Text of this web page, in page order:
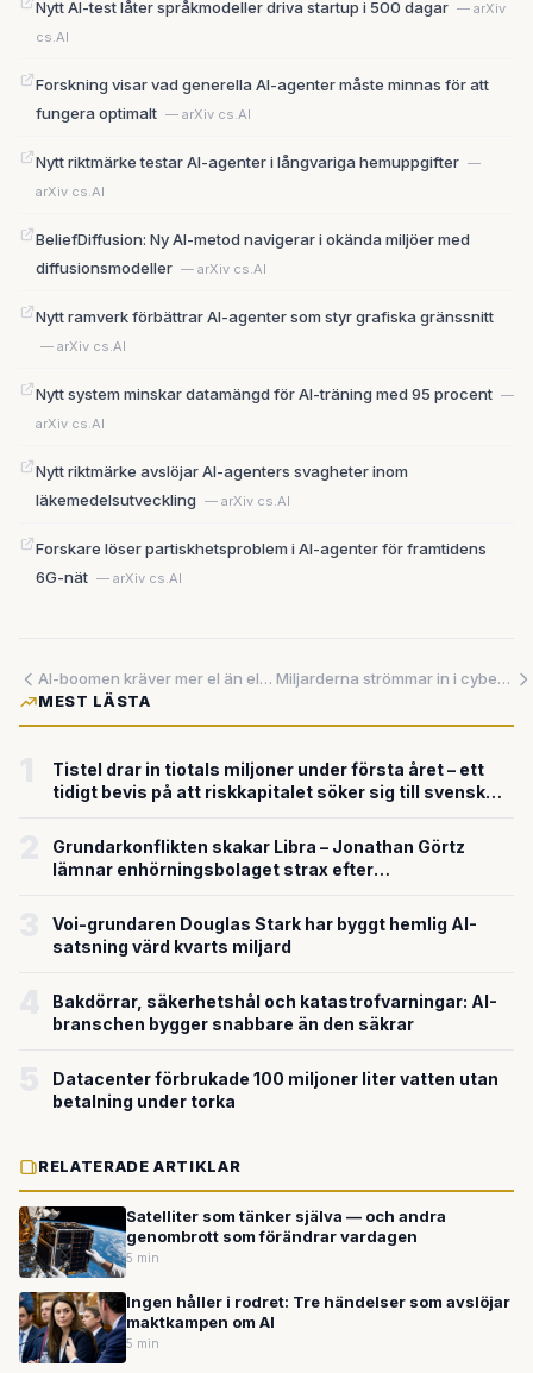
Nytt AI-test låter språkmodeller driva startup i 500 dagar — arXiv
cs.AI
Forskning visar vad generella AI-agenter måste minnas för att
fungera optimalt — arXiv cs.AI
Nytt riktmärke testar AI-agenter i långvariga hemuppgifter —
arXiv cs.AI
BeliefDiffusion: Ny AI-metod navigerar i okända miljöer med
diffusionsmodeller — arXiv cs.AI
Nytt ramverk förbättrar AI-agenter som styr grafiska gränssnitt
— arXiv cs.AI
Nytt system minskar datamängd för AI-träning med 95 procent —
arXiv cs.AI
Nytt riktmärke avslöjar AI-agenters svagheter inom
läkemedelsutveckling — arXiv cs.AI
Forskare löser partiskhetsproblem i AI-agenter för framtidens
6G-nät — arXiv cs.AI
AI-boomen kräver mer el än elnätet kan ge – förtur i kön löser ingenting
Miljarderna strömmar in i cyberskydd – men samhällskritisk infrastruktur står i fokus
MEST LÄSTA
Tistel drar in tiotals miljoner under första året – ett
tidigt bevis på att riskkapitalet söker sig till svensk
Grundarkonflikten skakar Libra – Jonathan Görtz
lämnar enhörningsbolaget strax efter
Voi-grundaren Douglas Stark har byggt hemlig AI-
satsning värd kvarts miljard
Bakdörrar, säkerhetshål och katastrofvarningar: AI-
branschen bygger snabbare än den säkrar
Datacenter förbrukade 100 miljoner liter vatten utan
betalning under torka
RELATERADE ARTIKLAR
Satelliter som tänker själva — och andra
genombrott som förändrar vardagen
5 min
Ingen håller i rodret: Tre händelser som avslöjar
maktkampen om AI
5 min